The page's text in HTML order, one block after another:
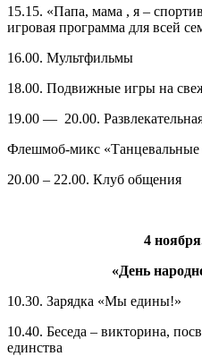
15.15. «Папа, мама , я –
игровая программа для всей
16.00. Мультфильмы
18.00. Подвижные игры на
19.00 — 20.00.
Флешмоб-микс
20.00 – 22.00. Клуб общения
4
«День
10.30. Зарядка «Мы едины!»
10.40. Беседа – викторина,
единства